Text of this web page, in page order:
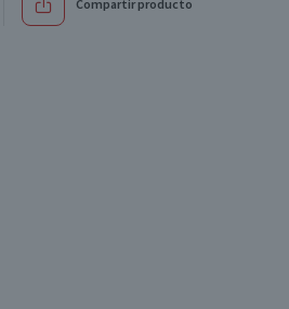
Compartir producto